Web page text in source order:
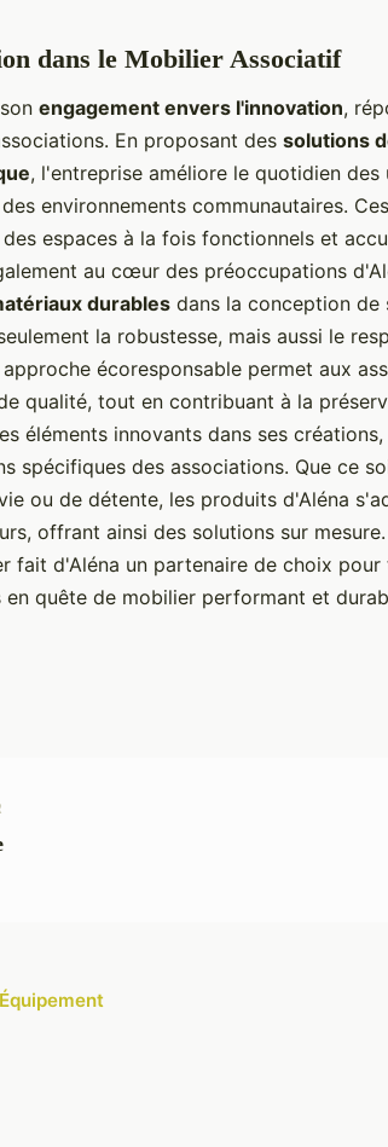
dans le Mobilier Associatif
engagement envers l'innovation,
En proposant des solutions
, l'entreprise améliore le quotidien
environnements communautaires.
espaces à la fois fonctionnels et
au cœur des préoccupations
durables dans la conception de
la robustesse, mais aussi le
écoresponsable permet aux
qualité, tout en contribuant à la
éléments innovants dans ses créations,
spécifiques des associations. Que ce
ou de détente, les produits d'Aléna
offrant ainsi des solutions sur
fait d'Aléna un partenaire de choix pour
quête de mobilier performant et